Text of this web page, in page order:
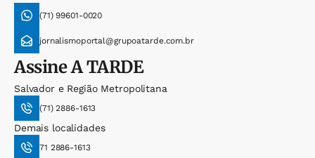
(71) 99601-0020
jornalismoportal@grupoatarde.com.br
AssineA TARDE
Salvador e Região Metropolitana
(71) 2886-1613
Demais localidades
71 2886-1613